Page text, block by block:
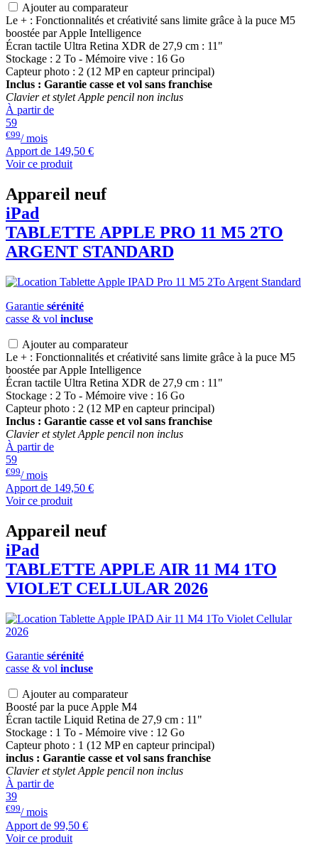
Ajouter au comparateur
Le + : Fonctionnalités et créativité sans limite grâce à la puce M5
boostée par Apple Intelligence
Écran tactile Ultra Retina XDR de 27,9 cm : 11"
Stockage : 2 To - Mémoire vive : 16 Go
Capteur photo : 2 (12 MP en capteur principal)
Inclus : Garantie casse et vol sans franchise
Clavier et stylet Apple pencil non inclus
À partir de
59
€99/ mois
Apport de 149,50 €
Voir ce produit
Appareil neuf
iPad
TABLETTE APPLE PRO 11 M5 2TO
ARGENT STANDARD
Garantie sérénité
casse & vol incluse
Ajouter au comparateur
Le + : Fonctionnalités et créativité sans limite grâce à la puce M5
boostée par Apple Intelligence
Écran tactile Ultra Retina XDR de 27,9 cm : 11"
Stockage : 2 To - Mémoire vive : 16 Go
Capteur photo : 2 (12 MP en capteur principal)
Inclus : Garantie casse et vol sans franchise
Clavier et stylet Apple pencil non inclus
À partir de
59
€99/ mois
Apport de 149,50 €
Voir ce produit
Appareil neuf
iPad
TABLETTE APPLE AIR 11 M4 1TO
VIOLET CELLULAR 2026
Garantie sérénité
casse & vol incluse
Ajouter au comparateur
Boosté par la puce Apple M4
Écran tactile Liquid Retina de 27,9 cm : 11"
Stockage : 1 To - Mémoire vive : 12 Go
Capteur photo : 1 (12 MP en capteur principal)
inclus : Garantie casse et vol sans franchise
Clavier et stylet Apple pencil non inclus
À partir de
39
€99/ mois
Apport de 99,50 €
Voir ce produit